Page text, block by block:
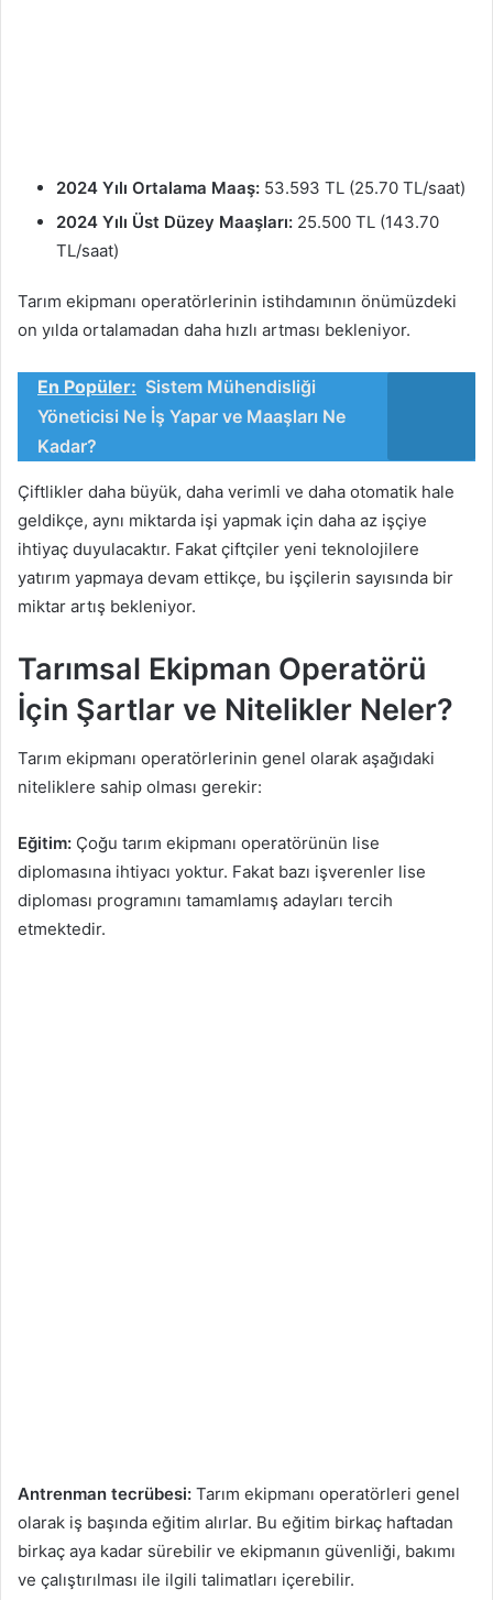
2024 Yılı Ortalama Maaş: 53.593 TL (25.70 TL/saat)
2024 Yılı Üst Düzey Maaşları: 25.500 TL (143.70
TL/saat)
Tarım ekipmanı operatörlerinin istihdamının önümüzdeki
on yılda ortalamadan daha hızlı artması bekleniyor.
En Popüler: Sistem Mühendisliği
Yöneticisi Ne İş Yapar ve Maaşları Ne
Kadar?
Çiftlikler daha büyük, daha verimli ve daha otomatik hale
geldikçe, aynı miktarda işi yapmak için daha az işçiye
ihtiyaç duyulacaktır. Fakat çiftçiler yeni teknolojilere
yatırım yapmaya devam ettikçe, bu işçilerin sayısında bir
miktar artış bekleniyor.
Tarımsal Ekipman Operatörü
İçin Şartlar ve Nitelikler Neler?
Tarım ekipmanı operatörlerinin genel olarak aşağıdaki
niteliklere sahip olması gerekir:
Eğitim: Çoğu tarım ekipmanı operatörünün lise
diplomasına ihtiyacı yoktur. Fakat bazı işverenler lise
diploması programını tamamlamış adayları tercih
etmektedir.
Antrenman tecrübesi: Tarım ekipmanı operatörleri genel
olarak iş başında eğitim alırlar. Bu eğitim birkaç haftadan
birkaç aya kadar sürebilir ve ekipmanın güvenliği, bakımı
ve çalıştırılması ile ilgili talimatları içerebilir.